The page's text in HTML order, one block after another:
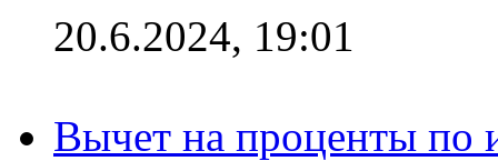
20.6.2024, 19:01
Вычет на проценты по